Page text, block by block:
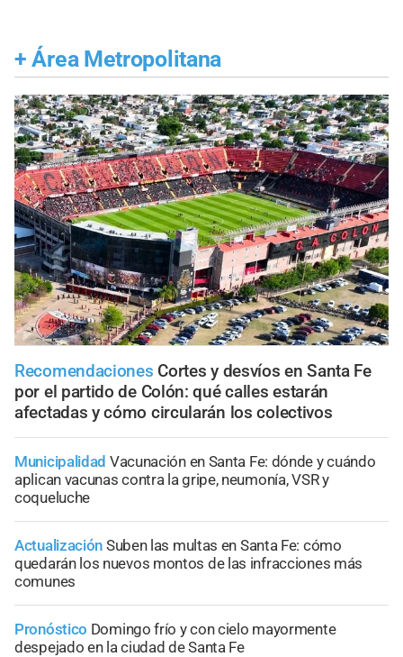
+ Área Metropolitana
Recomendaciones Cortes y desvíos en Santa Fe
por el partido de Colón: qué calles estarán
afectadas y cómo circularán los colectivos
Municipalidad Vacunación en Santa Fe: dónde y cuándo
aplican vacunas contra la gripe, neumonía, VSR y
coqueluche
Actualización Suben las multas en Santa Fe: cómo
quedarán los nuevos montos de las infracciones más
comunes
Pronóstico Domingo frío y con cielo mayormente
despejado en la ciudad de Santa Fe